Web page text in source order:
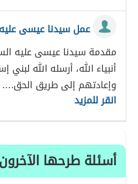
عمل سيدنا عيسى
مقدمة سيدنا عيسى عليه
أنبياء الله، أرسله الله
وإعادتهم إلى طريق الحق.…
انقر للمزيد
أسئلة طرحها الآخرون